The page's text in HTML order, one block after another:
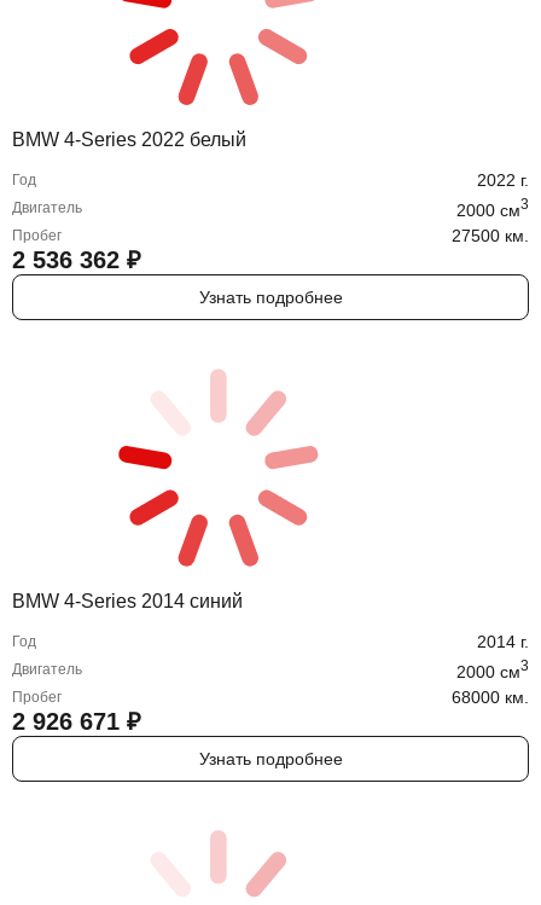
BMW 4-Series 2022 белый
Год 2022 г.
Двигатель 2000 cм3
Пробег 27500 км.
2 536 362 ₽
Узнать подробнее
BMW 4-Series 2014 синий
Год 2014 г.
Двигатель 2000 cм3
Пробег 68000 км.
2 926 671 ₽
Узнать подробнее